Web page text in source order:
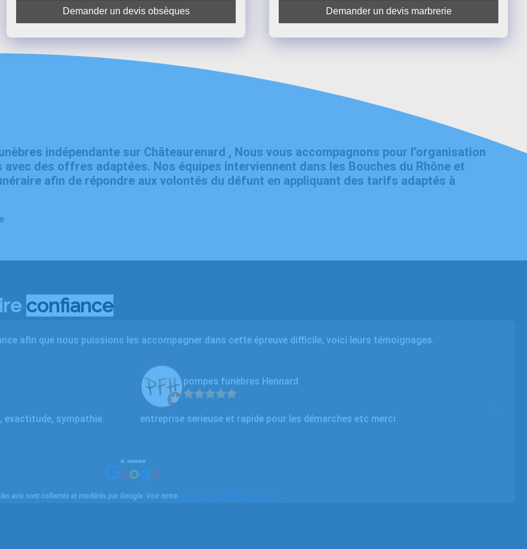
Demander un devis obsèques Demander un devis marbrerie
indépendante sur Châteaurenard , Nous vous accompagnons pour l’organisation
des offres adaptées. Nos équipes interviennent dans les Bouches du Rhône et
afin de répondre aux volontés du défunt en appliquant des tarifs adaptés à
confiance
afin que nous puissions les accompagner dans cette épreuve difficile, voici leurs témoignages.
exactitude, sympathie.
pompes funèbres Hennard
entreprise serieuse et rapide pour les démarches etc merci
les avis sont collectés et modérés par Google. Voir notre politique de publication d’avis.